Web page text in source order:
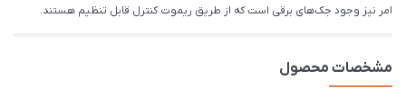
امر نیز وجود جک‌های برقی است که از طریق ریموت کنترل قابل تنظیم هستند.
مشخصات محصول